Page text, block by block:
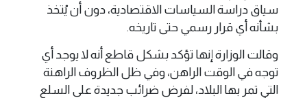
سياق دراسة السياسات الاقتصادية، دون أن يُتخذ
بشأنه أي قرار رسمي حتى تاريخه.
وقالت الوزارة إنها تؤكد بشكل قاطع أنه لا يوجد أي
توجه في الوقت الراهن، وفي ظل الظروف الراهنة
التي تمر بها البلاد، لفرض ضرائب جديدة على السلع